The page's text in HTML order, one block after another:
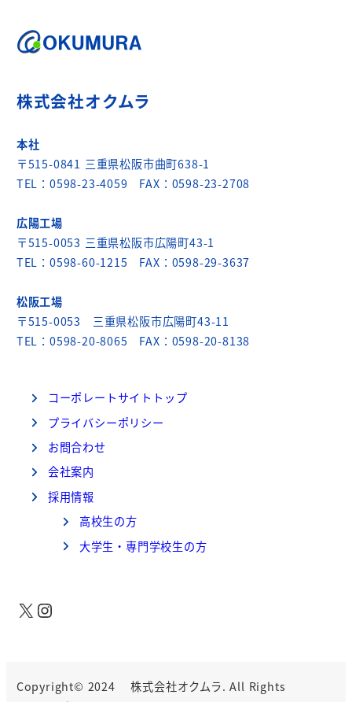
株式会社オクムラ
本社
〒515-0841 三重県松阪市曲町638-1
TEL：0598-23-4059 FAX：0598-23-2708
広陽工場
〒515-0053 三重県松阪市広陽町43-1
TEL：0598-60-1215 FAX：0598-29-3637
松阪工場
〒515-0053 三重県松阪市広陽町43-11
TEL：0598-20-8065 FAX：0598-20-8138
コーポレートサイトトップ
プライバシーポリシー
お問合わせ
会社案内
採用情報
高校生の方
大学生・専門学校生の方
X Instagram
Copyright© 2024 株式会社オクムラ. All Rights